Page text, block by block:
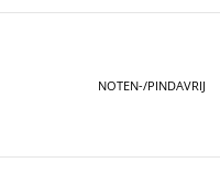
NOTEN-/PINDAVRIJ